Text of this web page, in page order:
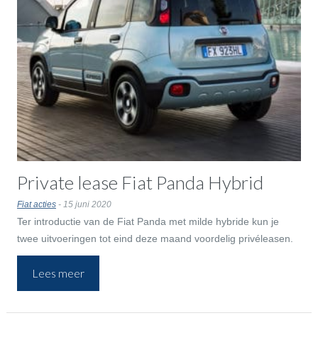
Private lease Fiat Panda Hybrid
Fiat acties- 15 juni 2020
Ter introductie van de Fiat Panda met milde hybride kun je
twee uitvoeringen tot eind deze maand voordelig privéleasen.
Al vanaf 253 euro per maand all-in. Je profiteert de gehele
looptijd!
Lees meer